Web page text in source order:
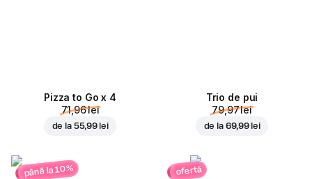
Pizza to Go x 4
71,96 lei
de la 55,99 lei
Trio de pui
79,97 lei
de la 69,99 lei
până la 10% ofertă